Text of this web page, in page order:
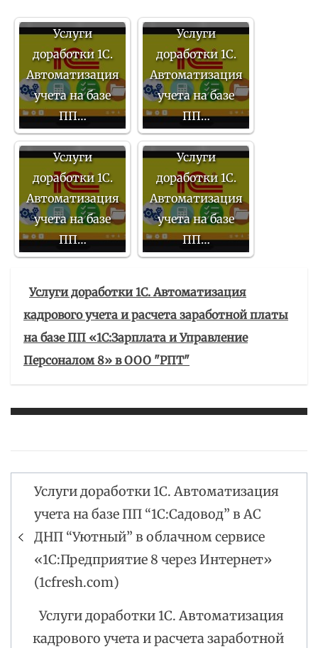
Услуги
доработки 1С.
Автоматизация
учета на базе
ПП…
Услуги
доработки 1С.
Автоматизация
учета на базе
ПП…
Услуги
доработки 1С.
Автоматизация
учета на базе
ПП…
Услуги
доработки 1С.
Автоматизация
учета на базе
ПП…
Услуги доработки 1С. Автоматизация
кадрового учета и расчета заработной платы
на базе ПП «1С:Зарплата и Управление
Персоналом 8» в ООО "РПТ"
Навигация
по
записям
Услуги доработки 1С. Автоматизация
учета на базе ПП “1С:Садовод” в АС
ДНП “Уютный” в облачном сервисе
«1С:Предприятие 8 через Интернет»
(1cfresh.com)
Услуги доработки 1С. Автоматизация
кадрового учета и расчета заработной